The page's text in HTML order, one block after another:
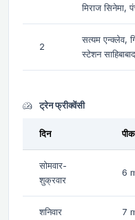
मिराज सिनेमा,
2
सत्यम एन्क्लेव,
स्टेशन
ट्रेन फ्रीक्वेंसी
दिन
सोमवार-
शुक्रवार
6
शनिवार 7